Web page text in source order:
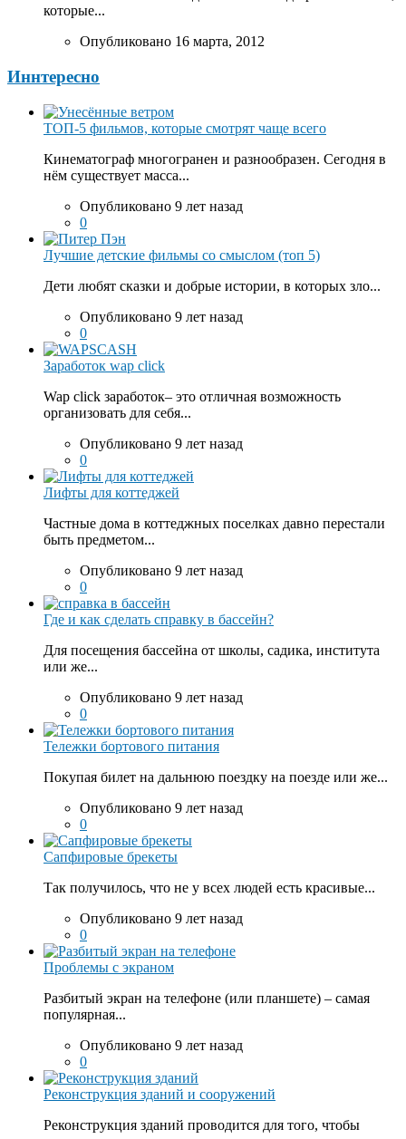
которые...
Опубликовано 16 марта, 2012
Иннтересно
ТОП-5 фильмов, которые смотрят чаще всего
Кинематограф многогранен и разнообразен. Сегодня в
нём существует масса...
Опубликовано 9 лет назад
0
Лучшие детские фильмы со смыслом (топ 5)
Дети любят сказки и добрые истории, в которых зло...
Опубликовано 9 лет назад
0
Заработок wap click
Wap click заработок– это отличная возможность
организовать для себя...
Опубликовано 9 лет назад
0
Лифты для коттеджей
Частные дома в коттеджных поселках давно перестали
быть предметом...
Опубликовано 9 лет назад
0
Где и как сделать справку в бассейн?
Для посещения бассейна от школы, садика, института
или же...
Опубликовано 9 лет назад
0
Тележки бортового питания
Покупая билет на дальнюю поездку на поезде или же...
Опубликовано 9 лет назад
0
Сапфировые брекеты
Так получилось, что не у всех людей есть красивые...
Опубликовано 9 лет назад
0
Проблемы с экраном
Разбитый экран на телефоне (или планшете) – самая
популярная...
Опубликовано 9 лет назад
0
Реконструкция зданий и сооружений
Реконструкция зданий проводится для того, чтобы